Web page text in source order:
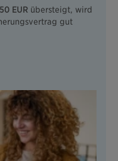
EUR übersteigt, wird
gut